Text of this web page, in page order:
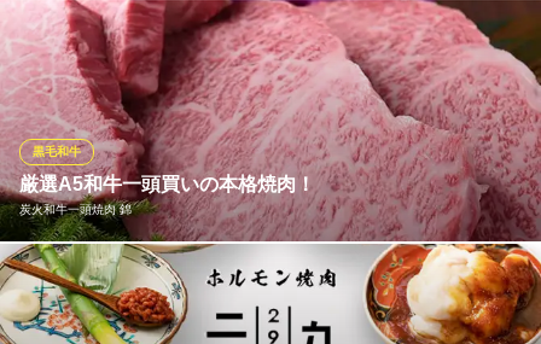
厳選A5和牛一頭買いの本格焼肉！
炭火和牛一頭焼肉 錦
黒毛和牛
和牛を一頭買いしているからこそ楽しめる赤身、白身など希少部
位をご提供！ 赤身、白身や多種多様の部位が楽しめる「黒毛和牛
一頭盛り合わせ」、「肩芯」1,680円（税込）、「カイノミ」1,78